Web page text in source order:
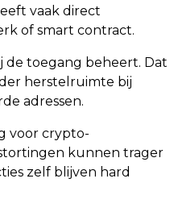
vaak direct
of smart contract.
toegang beheert. Dat
herstelruimte bij
adressen.
voor crypto-
kunnen trager
zelf blijven hard